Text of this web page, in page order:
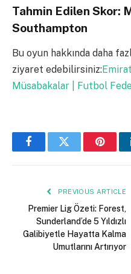
Tahmin Edilen Skor:
Southampton
Bu oyun hakkında daha
ziyaret edebilirsiniz:
Müsabakalar | Futbol
FacebookTwitter
PREVIOUS ARTICLE
Premier Lig Özeti: Forest,
Sunderland’de 5 Yıldızlı
Galibiyetle Hayatta Kalma
Umutlarını Artırıyor